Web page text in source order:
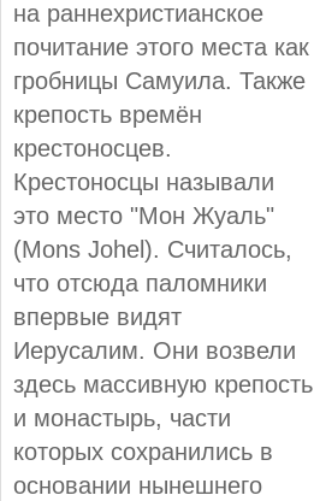
на раннехристианское
почитание этого места как
гробницы Самуила. Также
крепость времён
крестоносцев.
Крестоносцы называли
это место "Мон Жуаль"
(Mons Johel). Считалось,
что отсюда паломники
впервые видят
Иерусалим. Они возвели
здесь массивную крепость
и монастырь, части
которых сохранились в
основании нынешнего